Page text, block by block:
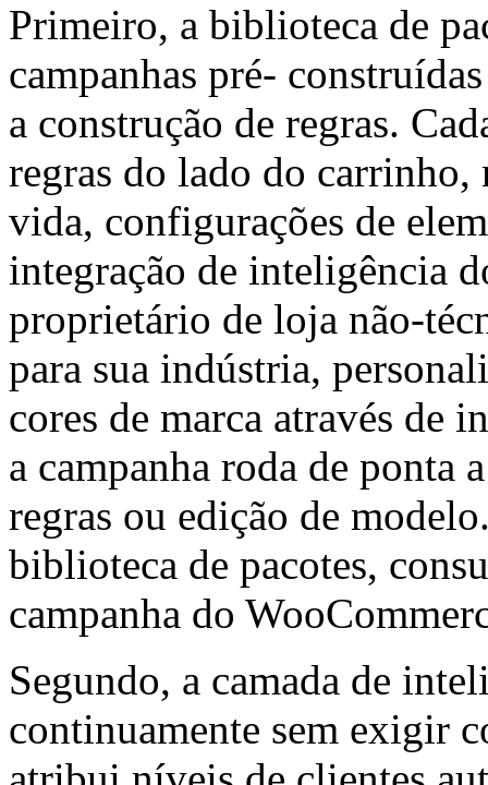
Primeiro, a biblioteca de
campanhas pré-
a construção de regras.
regras do lado do
vida, configurações de
integração de inteligência
proprietário de loja não-
para sua indústria,
cores de marca através de
a campanha roda de ponta
regras ou edição de
biblioteca de pacotes,
campanha do
Segundo, a camada de
continuamente sem exigir